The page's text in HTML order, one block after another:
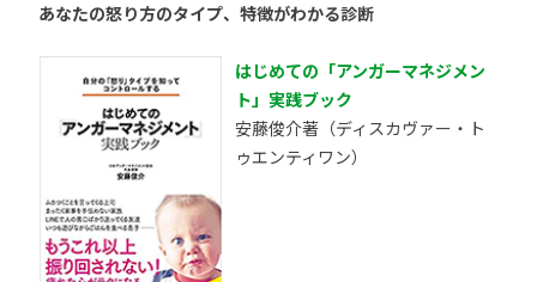
あなたの怒り方のタイプ、特徴がわかる診断
はじめての「アンガーマネジメン
ト」実践ブック
安藤俊介著（ディスカヴァー・ト
ゥエンティワン）